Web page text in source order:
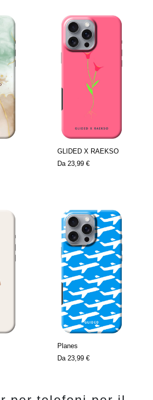
GLIDED X RAEKSO
Da 23,99 €
Planes
Da 23,99 €